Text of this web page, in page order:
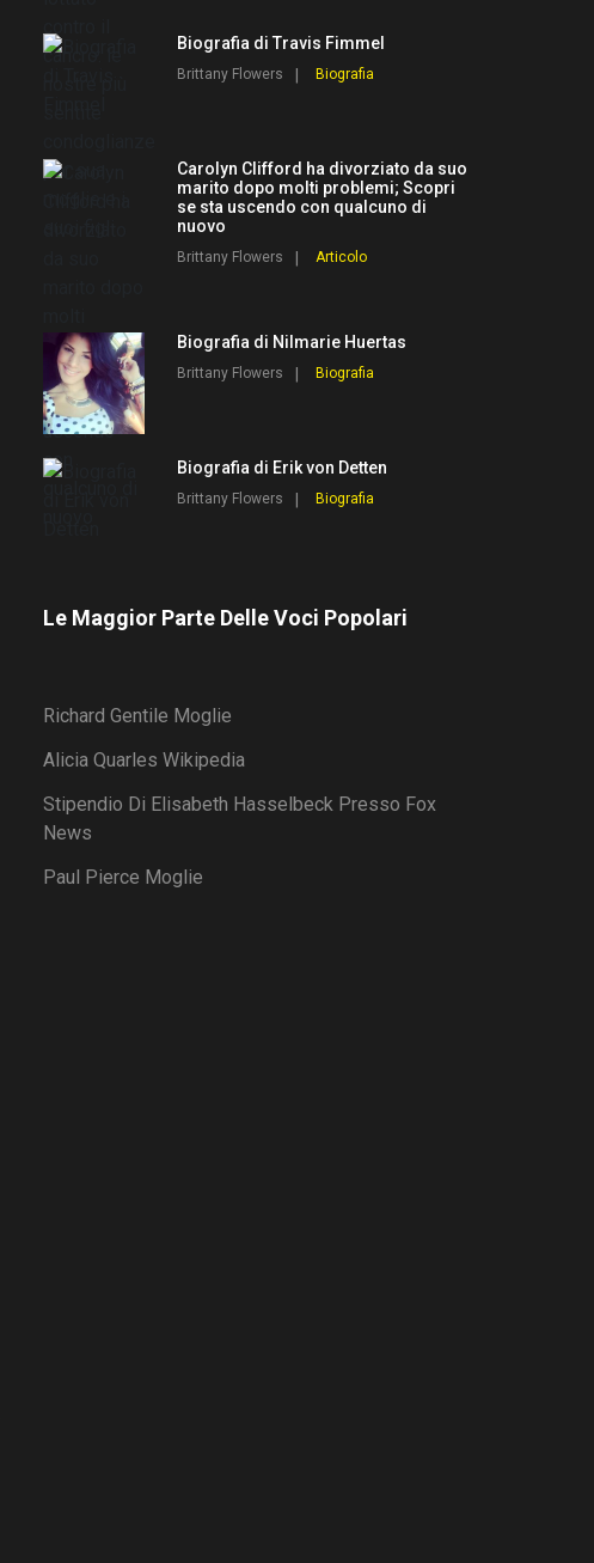
Biografia di Travis Fimmel
Brittany Flowers Biografia
Carolyn Clifford ha divorziato da suo
marito dopo molti problemi; Scopri
se sta uscendo con qualcuno di
nuovo
Brittany Flowers Articolo
Biografia di Nilmarie Huertas
Brittany Flowers Biografia
Biografia di Erik von Detten
Brittany Flowers Biografia
Le Maggior Parte Delle Voci Popolari
Richard Gentile Moglie
Alicia Quarles Wikipedia
Stipendio Di Elisabeth Hasselbeck Presso Fox
News
Paul Pierce Moglie